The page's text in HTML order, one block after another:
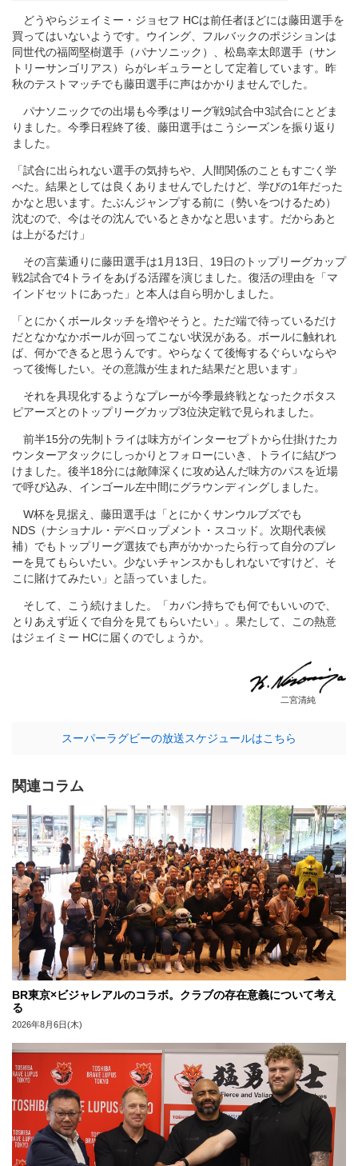
どうやらジェイミー・ジョセフ HCは前任者ほどには藤田選手を
買ってはいないようです。ウイング、フルバックのポジションは
同世代の福岡堅樹選手（パナソニック）、松島幸太郎選手（サン
トリーサンゴリアス）らがレギュラーとして定着しています。昨
秋のテストマッチでも藤田選手に声はかかりませんでした。
パナソニックでの出場も今季はリーグ戦9試合中3試合にとどま
りました。今季日程終了後、藤田選手はこうシーズンを振り返り
ました。
「試合に出られない選手の気持ちや、人間関係のこともすごく学
べた。結果としては良くありませんでしたけど、学びの1年だった
かなと思います。たぶんジャンプする前に（勢いをつけるため）
沈むので、今はその沈んでいるときかなと思います。だからあと
は上がるだけ」
その言葉通りに藤田選手は1月13日、19日のトップリーグカップ
戦2試合で4トライをあげる活躍を演じました。復活の理由を「マ
インドセットにあった」と本人は自ら明かしました。
「とにかくボールタッチを増やそうと。ただ端で待っているだけ
だとなかなかボールが回ってこない状況がある。ボールに触れれ
ば、何かできると思うんです。やらなくて後悔するぐらいならや
って後悔したい。その意識が生まれた結果だと思います」
それを具現化するようなプレーが今季最終戦となったクボタス
ピアーズとのトップリーグカップ3位決定戦で見られました。
前半15分の先制トライは味方がインターセプトから仕掛けたカ
ウンターアタックにしっかりとフォローにいき、トライに結びつ
けました。後半18分には敵陣深くに攻め込んだ味方のパスを近場
で呼び込み、インゴール左中間にグラウンディングしました。
W杯を見据え、藤田選手は「とにかくサンウルブズでも
NDS（ナショナル・デベロップメント・スコッド。次期代表候
補）でもトップリーグ選抜でも声がかかったら行って自分のプレ
ーを見てもらいたい。少ないチャンスかもしれないですけど、そ
こに賭けてみたい」と語っていました。
そして、こう続けました。「カバン持ちでも何でもいいので、
とりあえず近くで自分を見てもらいたい」。果たして、この熱意
はジェイミー HCに届くのでしょうか。
二宮清純
スーパーラグビーの放送スケジュールはこちら
関連コラム
BR東京×ビジャレアルのコラボ。クラブの存在意義について考え
る
2026年8月6日(木)